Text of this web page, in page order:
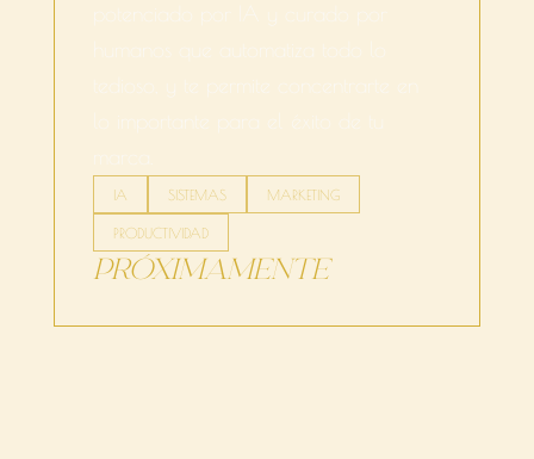
potenciado por IA y curado por
humanos que automatiza todo lo
tedioso, y te permite concentrarte en
lo importante para el éxito de tu
IA SISTEMAS MARKETING
PRODUCTIVIDAD
PRÓXIMAMENTE